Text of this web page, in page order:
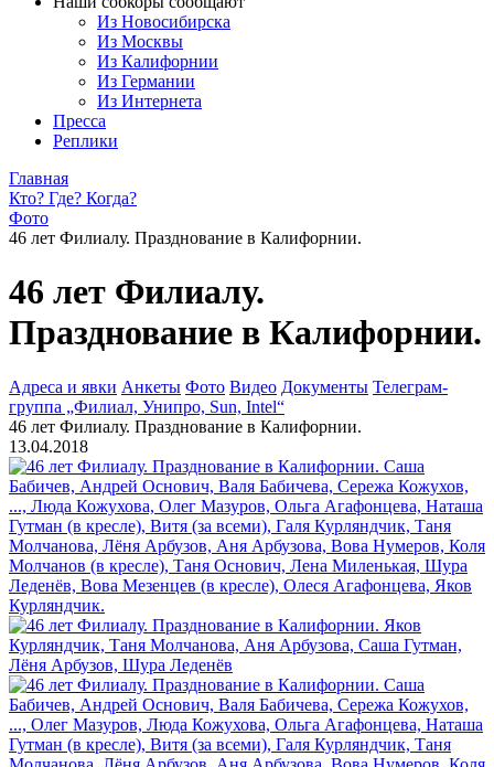
Из Новосибирска
Из Москвы
Из Калифорнии
Из Германии
Из Интернета
Пресса
Реплики
Главная
Кто? Где? Когда?
Фото
46 лет Филиалу. Празднование в Калифорнии.
46 лет Филиалу.
Празднование в Калифорнии.
Адреса и явки Анкеты Фото Видео Документы Телеграм-
группа „Филиал, Унипро, Sun, Intel“
46 лет Филиалу. Празднование в Калифорнии.
13.04.2018